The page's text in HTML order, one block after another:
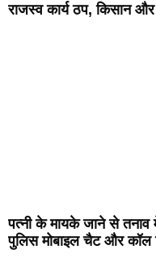
राजस्व कार्य ठप, किसान
पत्नी के मायके जाने से
पुलिस मोबाइल चैट और कॉल